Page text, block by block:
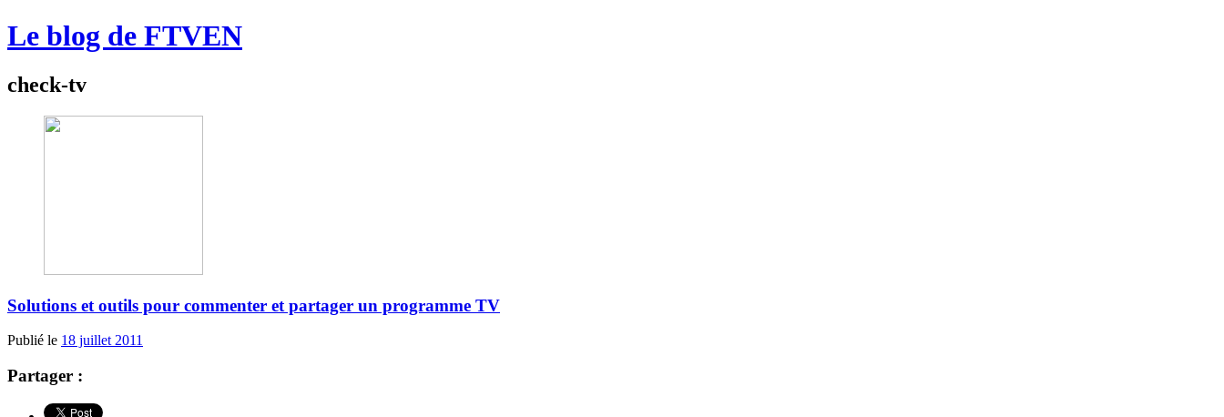
Le blog de FTVEN
check-tv
Solutions et outils pour commenter et partager un programme TV
Publié le 18 juillet 2011
Partager :